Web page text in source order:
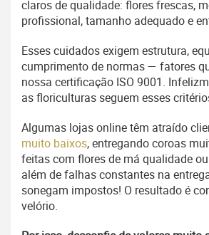
claros de qualidade: flores frescas,
profissional, tamanho adequado e
Esses cuidados exigem estrutura,
cumprimento de normas — fatores
nossa certificação ISO 9001.
as floriculturas seguem esses
Algumas lojas online têm atraído
muito baixos, entregando coroas
feitas com flores de má qualidade
além de falhas constantes na
sonegam impostos! O resultado é
velório.